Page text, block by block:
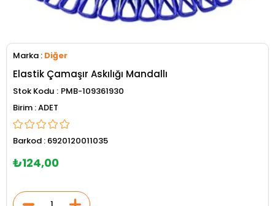
Marka : Diğer
Elastik Çamaşır Askılığı Mandallı
Stok Kodu
PMB-109361930
ADET
Barkod : 6920120011035
₺124,00